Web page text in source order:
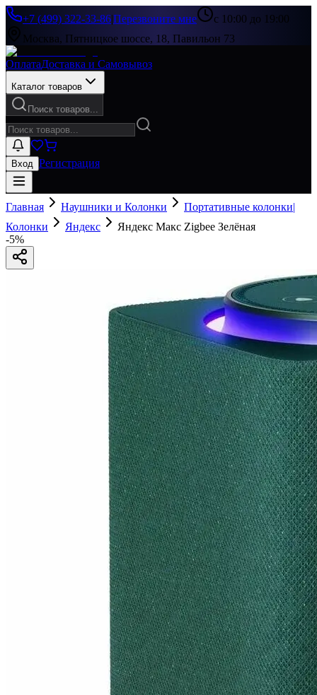
+7 (499) 322-33-86|Перезвоните мне
с 10:00 до 19:00
Москва, Пятницкое шоссе, 18, Павильон 73
ОплатаДоставка и Самовывоз
Каталог товаров
Поиск товаров...
Вход Регистрация
Главная Наушники и Колонки
Портативные колонки|
Колонки
Яндекс
Яндекс Макс Zigbee Зелёная
-5%